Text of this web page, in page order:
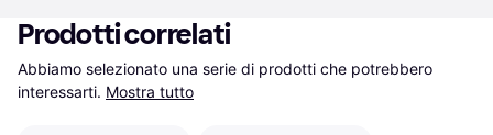
Prodotti correlati
Abbiamo selezionato una serie di prodotti che potrebbero
interessarti. Mostra tutto